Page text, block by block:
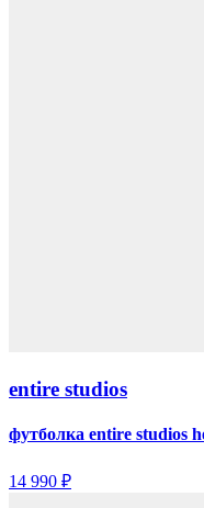
entire studios
футболка entire studios
14 990 ₽